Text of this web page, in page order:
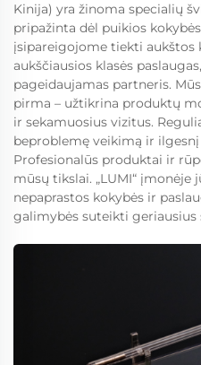
Kinija) yra žinoma specialių
pripažinta dėl puikios
įsipareigojome tiekti aukštos
aukščiausios klasės
pageidaujamas partneris.
pirma – užtikrina produktų
ir sekamuosius vizitus.
beproblemę veikimą ir
Profesionalūs produktai ir
mūsų tikslai. „LUMI“ įmonėje
nepaprastos kokybės ir
galimybės suteikti geriausius